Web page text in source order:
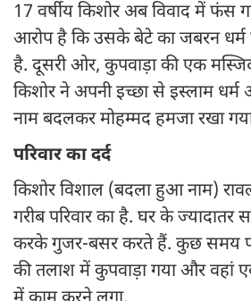
17 वर्षीय किशोर अब विवाद में फंस
आरोप है कि उसके बेटे का जबरन धर्म
है. दूसरी ओर, कुपवाड़ा की एक
किशोर ने अपनी इच्छा से इस्लाम
नाम बदलकर मोहम्मद हमजा रखा
परिवार का दर्द
किशोर विशाल (बदला हुआ नाम)
गरीब परिवार का है. घर के
करके गुजर-बसर करते हैं. कुछ समय
की तलाश में कुपवाड़ा गया और वहां